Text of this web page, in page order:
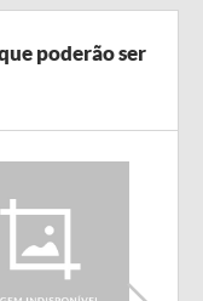
poderão ser